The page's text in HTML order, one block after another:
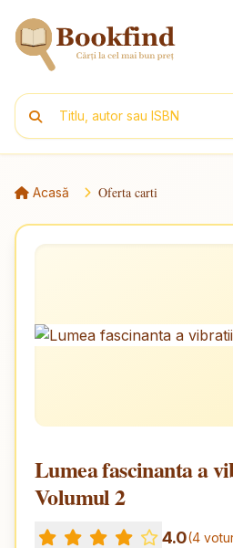
Acasă Oferta carti
Lumea fascinanta a
Volumul 2
4.0(4